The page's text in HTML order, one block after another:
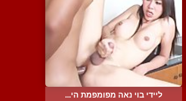
ליידי בוי נאה מפומפמת הי...